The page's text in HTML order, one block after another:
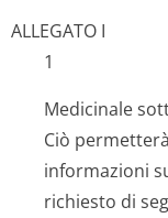
ALLEGATO I
1
Medicinale
Ciò
informazioni
richiesto di